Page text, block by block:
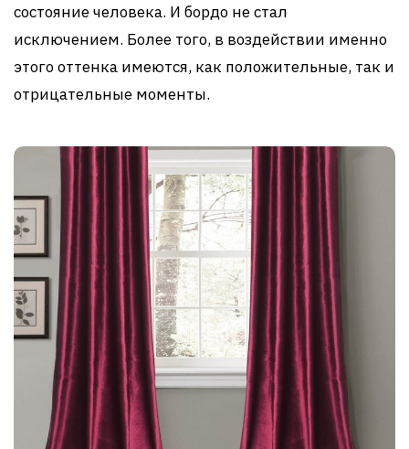
состояние человека. И бордо не стал
исключением. Более того, в воздействии именно
этого оттенка имеются, как положительные, так и
отрицательные моменты.